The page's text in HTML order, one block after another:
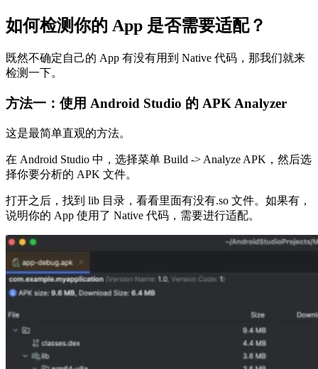
如何检测你的 App 是否需要适配？
既然不确定自己的 App 有没有用到 Native 代码，那我们就来
检测一下。
方法一：使用 Android Studio 的 APK Analyzer
这是最简单直观的方法。
在 Android Studio 中，选择菜单 Build -> Analyze APK，然后选
择你要分析的 APK 文件。
打开之后，找到 lib 目录，看看里面有没有.so 文件。如果有，
说明你的 App 使用了 Native 代码，需要进行适配。